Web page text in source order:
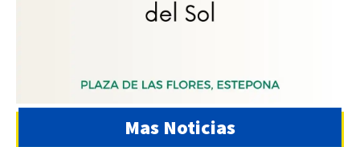
Mas Noticias